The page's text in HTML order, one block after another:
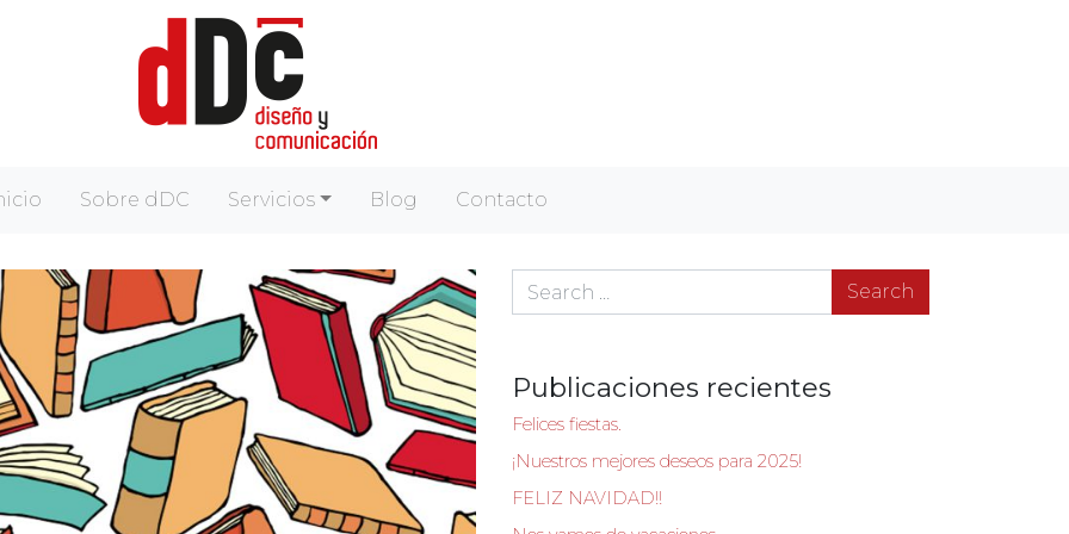
Sobre dDC Servicios Blog Contacto
Search
Publicaciones recientes
Felices fiestas.
¡Nuestros mejores deseos para 2025!
FELIZ NAVIDAD!!